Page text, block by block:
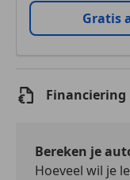
Gratis
Financiering
Bereken je
Hoeveel wil je